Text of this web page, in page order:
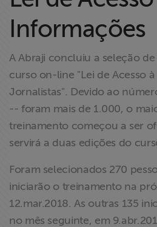
Proteção Legal
Documentários
dos
Homenageados
Notícias
Associe-se
Doe para
ABRAJI
Informações
A Abraji concluiu a seleção
curso on-line "Lei de Acesso
Jornalistas". Devido ao
-- foram mais de 1.000, o
treinamento começou a ser
servirá a duas edições do
Foram selecionados 270
iniciarão o treinamento na
12.mar.2018. As outras 135
no mês seguinte, em